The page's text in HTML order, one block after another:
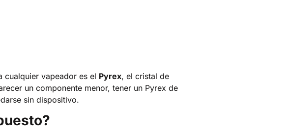
cualquier vapeador es el Pyrex, el cristal de
un componente menor, tener un Pyrex de
sin dispositivo.